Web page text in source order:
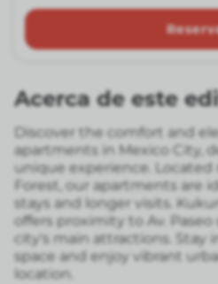
Acerca de este
Discover the comfort and
apartments in Mexico City,
unique experience. Located
Forest, our apartments are
stays and longer visits.
offers proximity to Av.
city's main attractions. Stay
space and enjoy vibrant
location.